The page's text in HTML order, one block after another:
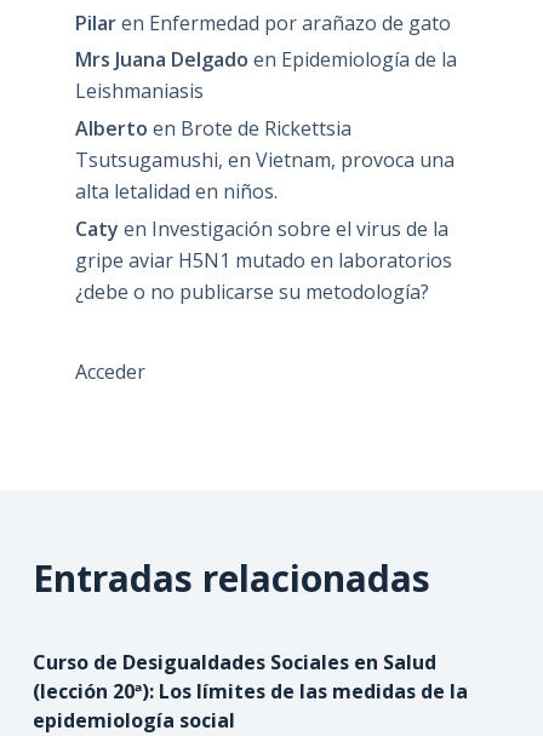
Pilaren Enfermedad por arañazo de gato
Mrs Juana Delgado en Epidemiología de la
Leishmaniasis
Alberto en Brote de Rickettsia
Tsutsugamushi, en Vietnam, provoca una
alta letalidad en niños.
Caty en Investigación sobre el virus de la
gripe aviar H5N1 mutado en laboratorios
¿debe o no publicarse su metodología?
Acceder
Entradas relacionadas
Curso de Desigualdades Sociales en Salud
(lección 20ª): Los límites de las medidas de la
epidemiología social